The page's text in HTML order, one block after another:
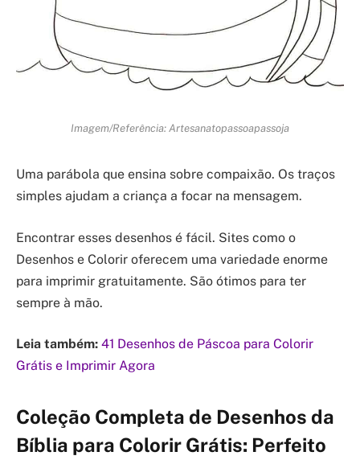
Imagem/Referência: Artesanatopassoapassoja
Uma parábola que ensina sobre compaixão. Os traços
simples ajudam a criança a focar na mensagem.
Encontrar esses desenhos é fácil. Sites como o
Desenhos e Colorir oferecem uma variedade enorme
para imprimir gratuitamente. São ótimos para ter
sempre à mão.
Leia também: 41 Desenhos de Páscoa para Colorir
Grátis e Imprimir Agora
Coleção Completa de Desenhos da
Bíblia para Colorir Grátis: Perfeito